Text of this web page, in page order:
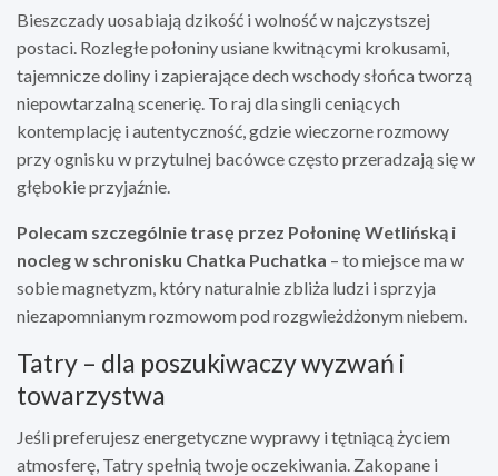
Bieszczady uosabiają dzikość i wolność w najczystszej
postaci. Rozległe połoniny usiane kwitnącymi krokusami,
tajemnicze doliny i zapierające dech wschody słońca tworzą
niepowtarzalną scenerię. To raj dla singli ceniących
kontemplację i autentyczność, gdzie wieczorne rozmowy
przy ognisku w przytulnej bacówce często przeradzają się w
głębokie przyjaźnie.
Polecam szczególnie trasę przez Połoninę Wetlińską i
nocleg w schronisku Chatka Puchatka – to miejsce ma w
sobie magnetyzm, który naturalnie zbliża ludzi i sprzyja
niezapomnianym rozmowom pod rozgwieżdżonym niebem.
Tatry – dla poszukiwaczy wyzwań i
towarzystwa
Jeśli preferujesz energetyczne wyprawy i tętniącą życiem
atmosferę, Tatry spełnią twoje oczekiwania. Zakopane i